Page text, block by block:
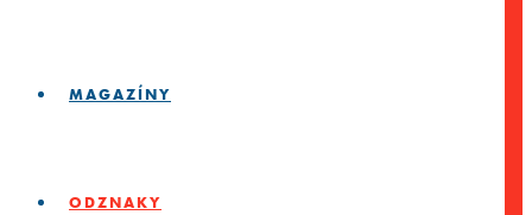
MAGAZÍNY
ODZNAKY